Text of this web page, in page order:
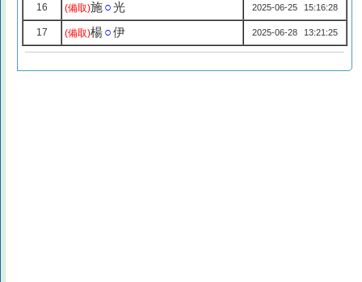
16 (備取)施○光 2025-06-25 15:16:28
17 (備取)楊○伊 2025-06-28 13:21:25